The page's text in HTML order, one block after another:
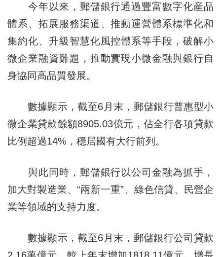
今年以來，郵儲銀行通過豐富數字化産品
體系、拓展服務渠道、推動運營體系標準化和
集約化、升級智慧化風控體系等手段，破解小
微企業融資難題，推動實現小微金融與銀行自
身協同高品質發展。
數據顯示，截至6月末，郵儲銀行普惠型小
微企業貸款餘額8905.03億元，佔全行各項貸款
比例超過14%，穩居國有大行前列。
與此同時，郵儲銀行以公司金融為抓手，
加大對製造業、“兩新一重”、綠色信貸、民營企
業等領域的支持力度。
數據顯示，截至6月末，郵儲銀行公司貸款
2.16萬億元，較上年末增加1818.11億元，增長